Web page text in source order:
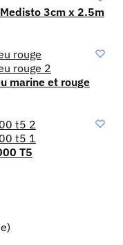
3cm x 2.5m
marine et rouge
T5